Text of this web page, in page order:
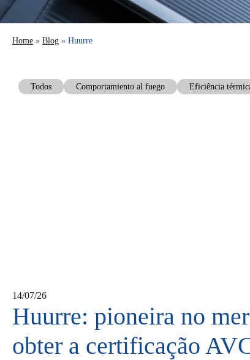
Home » Blog » Huurre
Todos Comportamiento al fuego Eficiência
14/07/26
Huurre: pioneira no
obter a certificação